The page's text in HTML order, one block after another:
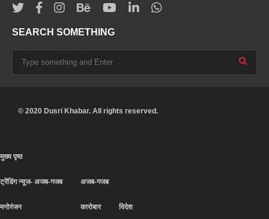
SEARCH SOMETHING
© 2020 Dusri Khabar. All rights reserved.
मुख्य पृष्ठ
ट्रेंडिंग न्यूज- अजब-गजब
मनोरंजन
अजब-गजब
कारोबार विदेश